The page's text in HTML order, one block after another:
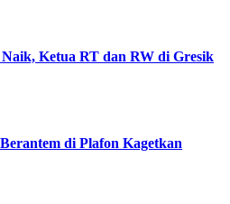
Ketua RT dan RW di Gresik
di Plafon Kagetkan